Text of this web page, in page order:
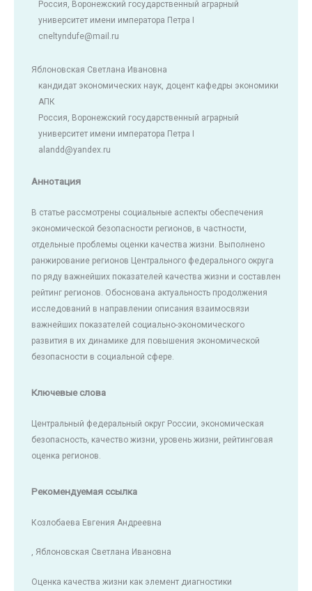
Россия, Воронежский государственный аграрный
университет имени императора Петра I
cneltyndufe@mail.ru
Яблоновская Светлана Ивановна
кандидат экономических наук, доцент кафедры экономики
АПК
Россия, Воронежский государственный аграрный
университет имени императора Петра I
alandd@yandex.ru
Аннотация
В статье рассмотрены социальные аспекты обеспечения
экономической безопасности регионов, в частности,
отдельные проблемы оценки качества жизни. Выполнено
ранжирование регионов Центрального федерального округа
по ряду важнейших показателей качества жизни и составлен
рейтинг регионов. Обоснована актуальность продолжения
исследований в направлении описания взаимосвязи
важнейших показателей социально-экономического
развития в их динамике для повышения экономической
безопасности в социальной сфере.
Ключевые слова
Центральный федеральный округ России, экономическая
безопасность, качество жизни, уровень жизни, рейтинговая
оценка регионов.
Рекомендуемая ссылка
Козлобаева Евгения Андреевна
, Яблоновская Светлана Ивановна
Оценка качества жизни как элемент диагностики